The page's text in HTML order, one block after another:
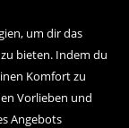
um dir das
bieten. Indem du
Komfort zu
Vorlieben und
Angebots